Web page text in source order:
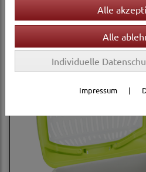
Individuelle
Impressum |